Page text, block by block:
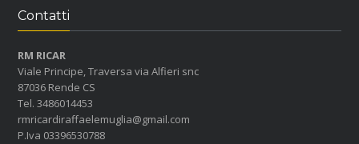
Contatti
RM RICAR
Viale Principe, Traversa via Alfieri snc
87036 Rende CS
Tel. 3486014453
rmricardiraffaelemuglia@gmail.com
P.Iva 03396530788